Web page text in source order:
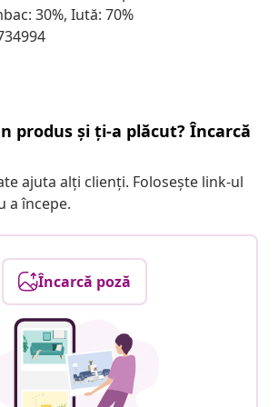
30%, Iută: 70%
produs și ți-a plăcut? Încarcă
ajuta alți clienți. Folosește link-ul
a începe.
Încarcă poză